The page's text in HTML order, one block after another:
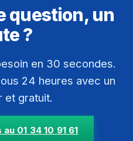
question, un
?
en 30 secondes.
24 heures avec un
et gratuit.
01 34 10 91 61